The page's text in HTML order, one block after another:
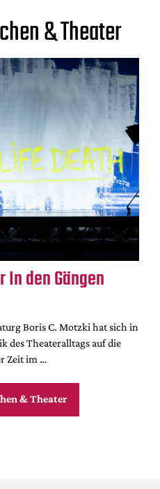
& Theater
den Gängen
Boris C. Motzki hat sich in
des Theateralltags auf die
Zeit im …
& Theater